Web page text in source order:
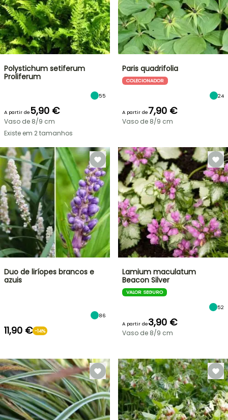
Polystichum setiferum
Proliferum
55
A partir de5,90 €
Vaso de 8/9 cm
Existe em 2 tamanhos
Paris quadrifolia
COLECIONADOR
24
A partir de7,90 €
Vaso de 8/9 cm
Duo de liríopes brancos e
azuis
86
11,90 € -14%
Lamium maculatum
Beacon Silver
VALOR SEGURO
52
A partir de3,90 €
Vaso de 8/9 cm